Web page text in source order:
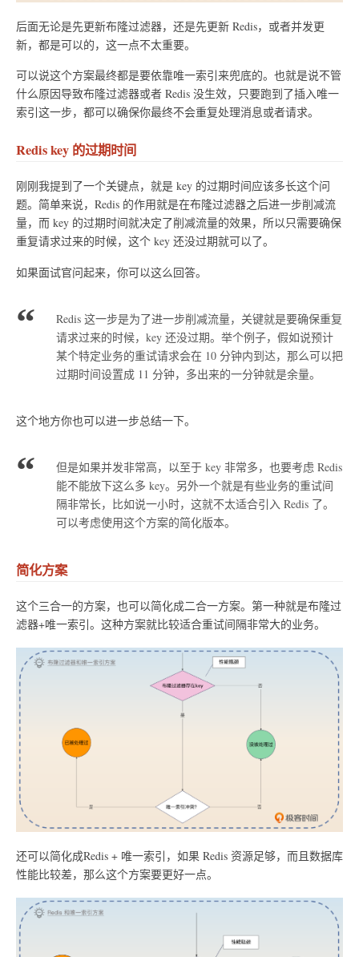
后面无论是先更新布隆过滤器，还是先更新 Redis，或者并发更
新，都是可以的，这一点不太重要。
可以说这个方案最终都是要依靠唯一索引来兜底的。也就是说不管
什么原因导致布隆过滤器或者 Redis 没生效，只要跑到了插入唯一
索引这一步，都可以确保你最终不会重复处理消息或者请求。
Redis key 的过期时间
刚刚我提到了一个关键点，就是 key 的过期时间应该多长这个问
题。简单来说，Redis 的作用就是在布隆过滤器之后进一步削减流
量，而 key 的过期时间就决定了削减流量的效果，所以只需要确保
重复请求过来的时候，这个 key 还没过期就可以了。
如果面试官问起来，你可以这么回答。
Redis 这一步是为了进一步削减流量，关键就是要确保重复
请求过来的时候，key 还没过期。举个例子，假如说预计
某个特定业务的重试请求会在 10 分钟内到达，那么可以把
过期时间设置成 11 分钟，多出来的一分钟就是余量。
这个地方你也可以进一步总结一下。
但是如果并发非常高，以至于 key 非常多，也要考虑 Redis
能不能放下这么多 key。另外一个就是有些业务的重试间
隔非常长，比如说一小时，这就不太适合引入 Redis 了。
可以考虑使用这个方案的简化版本。
简化方案
这个三合一的方案，也可以简化成二合一方案。第一种就是布隆过
滤器+唯一索引。这种方案就比较适合重试间隔非常大的业务。
还可以简化成Redis + 唯一索引，如果 Redis 资源足够，而且数据库
性能比较差，那么这个方案要更好一点。